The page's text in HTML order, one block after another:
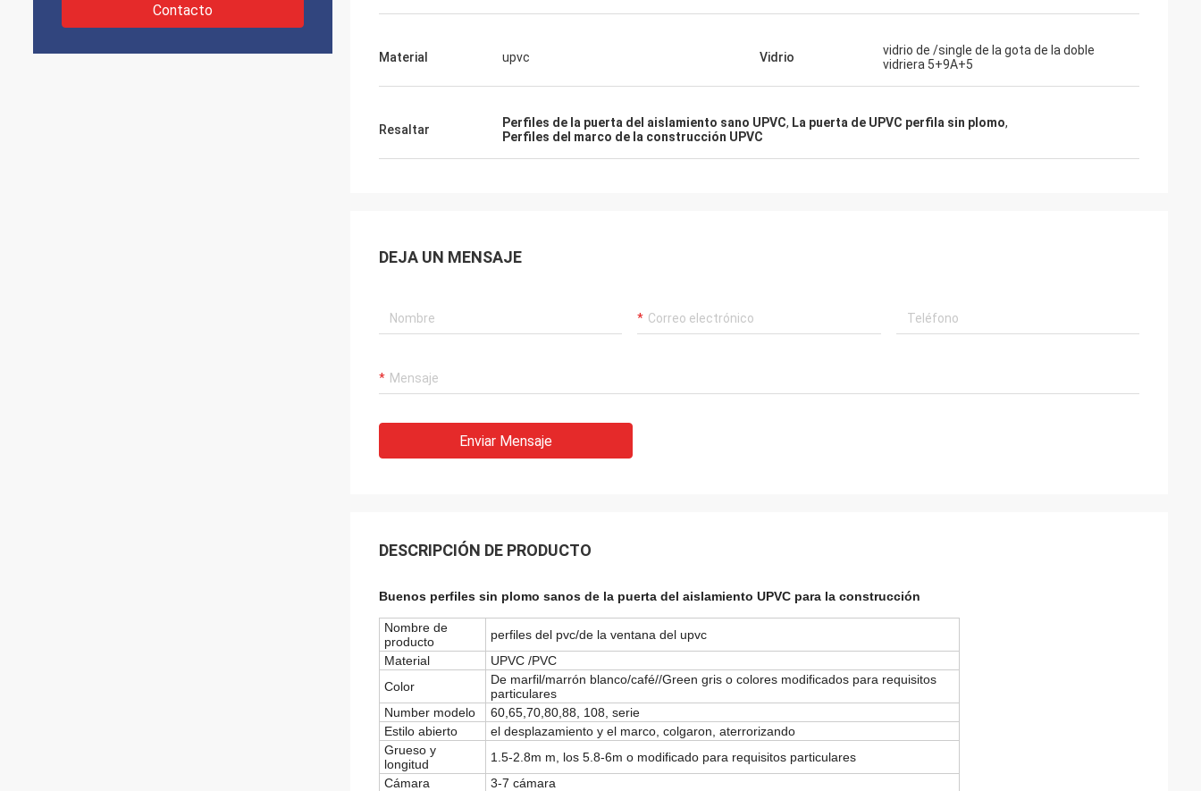
Contacto
Material upvc Vidrio
vidrio de /single de la gota de la doble
vidriera 5+9A+5
Resaltar Perfiles de la puerta del aislamiento sano UPVC, La puerta de UPVC perfila sin plomo,
Perfiles del marco de la construcción UPVC
DEJA UN MENSAJE
Enviar Mensaje
DESCRIPCIÓN DE PRODUCTO
Buenos perfiles sin plomo sanos de la puerta del aislamiento UPVC para la construcción
Nombre de
producto
perfiles del pvc/de la ventana del upvc
Material
UPVC /PVC
Color
De marfil/marrón blanco/café//Green gris o colores modificados para requisitos
particulares
Number modelo
60,65,70,80,88, 108, serie
Estilo abierto
el desplazamiento y el marco, colgaron, aterrorizando
Grueso y
longitud
1.5-2.8m m, los 5.8-6m o modificado para requisitos particulares
Cámara
3-7 cámara